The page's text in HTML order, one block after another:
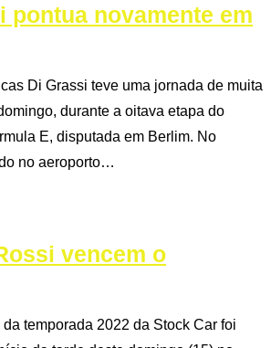
pontua novamente em
Di Grassi teve uma jornada de muita
durante a oitava etapa do
E, disputada em Berlim. No
no aeroporto…
vencem o
temporada 2022 da Stock Car foi